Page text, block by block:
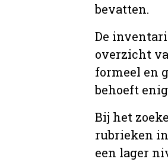
bevatten.
De
overzicht
formeel en
behoeft
Bij het
rubrieken
een lager